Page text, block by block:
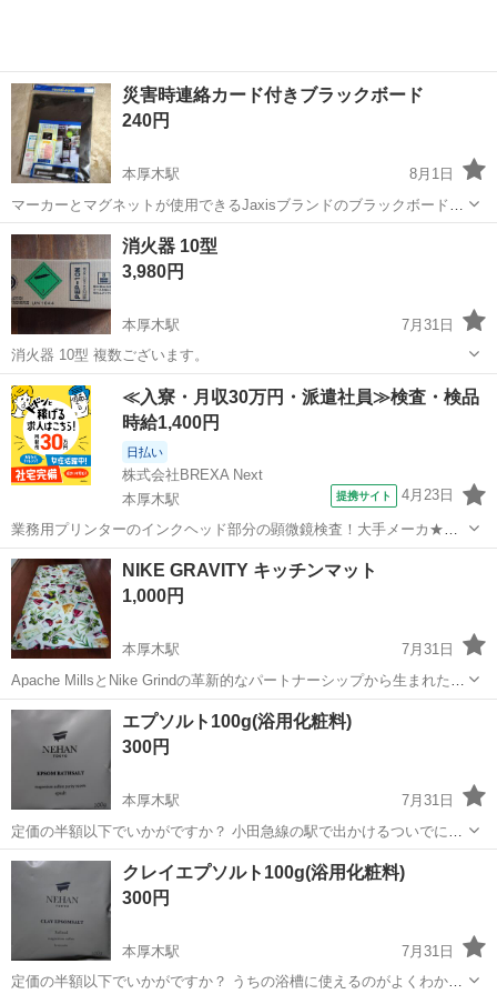
災害時連絡カード付きブラックボード
240円
本厚木駅
8月1日
マーカーとマグネットが使用できるJaxisブランドのブラックボード
（Mサイズ）です。 サイズ: 約 幅332mm × 高さ442mm × 厚さ8mm 特
徴: マグネット対応の薄型スチールボードで、タテ・ヨコ両方の向きで
壁...
神奈川 厚木市 本厚木駅
消火器 10型
3,980円
本厚木駅
7月31日
消火器 10型 複数ございます。
神奈川 厚木市 本厚木駅 防災、セキュリティ 消火器
≪入寮・月収30万円・派遣社員≫検査・検品
時給1,400円
日払い
株式会社BREXA Next
本厚木駅
提携サイト 4月23日
業務用プリンターのインクヘッド部分の顕微鏡検査！大手メーカ★事
前の工場見学OK！自社正社員登用制度あり！20代～40代の幅広い年齢
の男女活躍中♪カップルや友達同士での応募もOK♪格安の社員食堂利用
OK！《神奈川県厚木市》 ...
神奈川 厚木市 その他
NIKE GRAVITY キッチンマット
1,000円
本厚木駅
7月31日
Apache MillsとNike Grindの革新的なパートナーシップから生まれたプ
レミアムソリューション、Gravity Kitchen Comfort Matです。 快適性
と耐久性、そしてモダンなライフスタイルを追求...
神奈川 厚木市 本厚木駅 調理器具
エプソルト100g(浴用化粧料)
300円
本厚木駅
7月31日
定価の半額以下でいかがですか？ 小田急線の駅で出かけるついでにお
渡しできる時もあります。
神奈川 秦野市 本厚木駅 家庭用品
クレイエプソルト100g(浴用化粧料)
300円
本厚木駅
7月31日
定価の半額以下でいかがですか？ うちの浴槽に使えるのがよくわから